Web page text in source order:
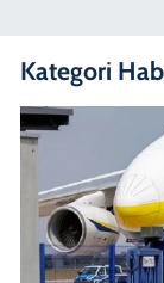
Kategori